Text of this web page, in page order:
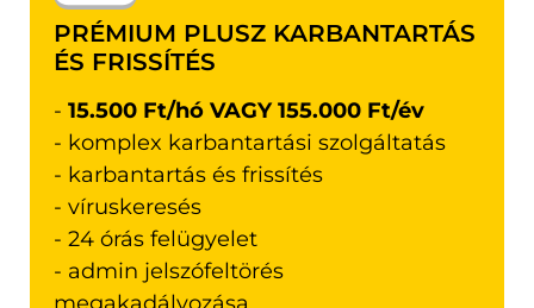
PRÉMIUM PLUSZ KARBANTARTÁS
ÉS FRISSÍTÉS
- 15.500 Ft/hó VAGY 155.000 Ft/év
- komplex karbantartási szolgáltatás
- karbantartás és frissítés
- víruskeresés
- 24 órás felügyelet
- admin jelszófeltörés